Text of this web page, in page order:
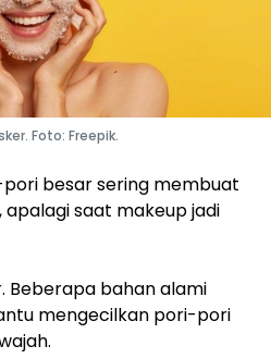
Foto: Freepik.
besar sering membuat
saat makeup jadi
Beberapa bahan alami
mengecilkan pori-pori